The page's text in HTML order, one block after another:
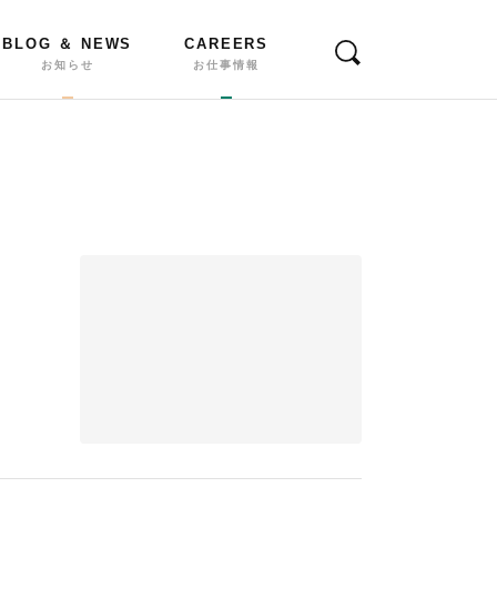
BLOG ＆ NEWS
お知らせ
CAREERS
お仕事情報